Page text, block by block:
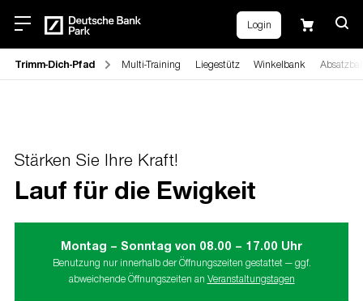
Login
Trimm-Dich-Pfad Multi-Training Liegestütz Winkelbank
Stärken Sie Ihre Kraft!
Lauf für die Ewigkeit
Montag – Sonntag von 08.00 – 17.00 Uhr
Benutzung nur innerhalb der Öffnungszeiten gestattet — ggf.
abweichende Öffnungszeiten an Veranstaltungstagen